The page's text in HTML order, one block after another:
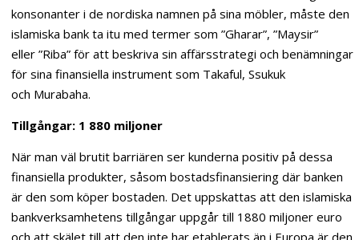
konsonanter i de nordiska namnen på sina möbler, måste den
islamiska bank ta itu med termer som ”Gharar”, ”Maysir”
eller ”Riba” för att beskriva sin affärsstrategi och benämningar
för sina finansiella instrument som Takaful, Ssukuk
och Murabaha.
Tillgångar: 1 880 miljoner
När man väl brutit barriären ser kunderna positiv på dessa
finansiella produkter, såsom bostadsfinansiering där banken
är den som köper bostaden. Det uppskattas att den islamiska
bankverksamhetens tillgångar uppgår till 1880 miljoner euro